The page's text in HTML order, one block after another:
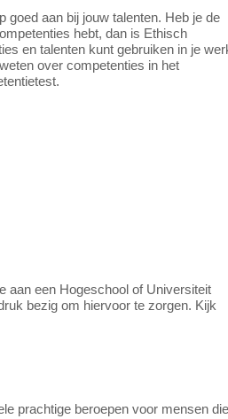
aan bij jouw talenten. Heb je de
hebt, dan is Ethisch
en talenten kunt gebruiken in je
over competenties in het
aan een Hogeschool of Universiteit
bezig om hiervoor te zorgen. Kijk
prachtige beroepen voor mensen die